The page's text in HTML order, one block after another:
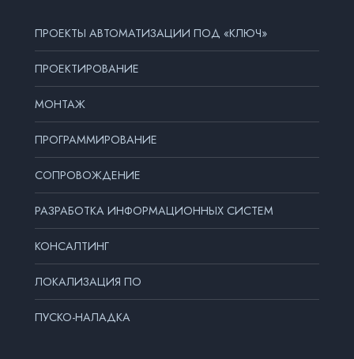
ПРОЕКТЫ АВТОМАТИЗАЦИИ ПОД «КЛЮЧ»
ПРОЕКТИРОВАНИЕ
МОНТАЖ
ПРОГРАММИРОВАНИЕ
СОПРОВОЖДЕНИЕ
РАЗРАБОТКА ИНФОРМАЦИОННЫХ СИСТЕМ
КОНСАЛТИНГ
ЛОКАЛИЗАЦИЯ ПО
ПУСКО-НАЛАДКА